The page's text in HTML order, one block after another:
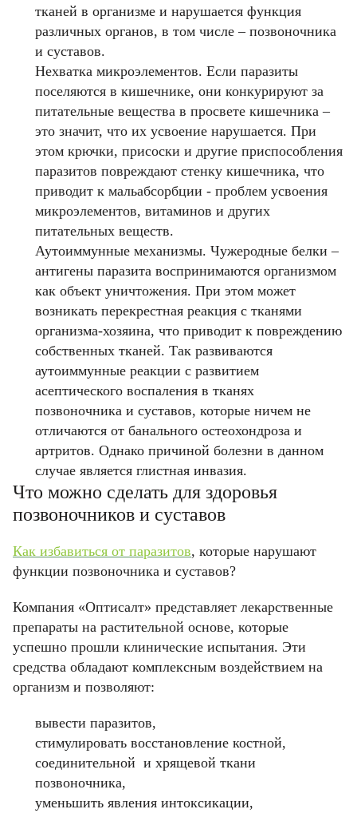
тканей в организме и нарушается функция
различных органов, в том числе – позвоночника
и суставов.
Нехватка микроэлементов. Если паразиты
поселяются в кишечнике, они конкурируют за
питательные вещества в просвете кишечника –
это значит, что их усвоение нарушается. При
этом крючки, присоски и другие приспособления
паразитов повреждают стенку кишечника, что
приводит к мальабсорбции - проблем усвоения
микроэлементов, витаминов и других
питательных веществ.
Аутоиммунные механизмы. Чужеродные белки –
антигены паразита воспринимаются организмом
как объект уничтожения. При этом может
возникать перекрестная реакция с тканями
организма-хозяина, что приводит к повреждению
собственных тканей. Так развиваются
аутоиммунные реакции с развитием
асептического воспаления в тканях
позвоночника и суставов, которые ничем не
отличаются от банального остеохондроза и
артритов. Однако причиной болезни в данном
случае является глистная инвазия.
Что можно сделать для здоровья
позвоночников и суставов
Как избавиться от паразитов, которые нарушают
функции позвоночника и суставов?
Компания «Оптисалт» представляет лекарственные
препараты на растительной основе, которые
успешно прошли клинические испытания. Эти
средства обладают комплексным воздействием на
организм и позволяют:
вывести паразитов,
стимулировать восстановление костной,
соединительной и хрящевой ткани
позвоночника,
уменьшить явления интоксикации,
Email
Введите корректное значение
пользовательского соглашения
политикой
конфиденциальности.
КУПИТЬ
ОТМЕНИТЬ
Телефон
Введите корректное значение
Код подтверждения
Email
Введите корректное значение
Пароль
Введите корректное значение
Ваш город
СОХРАНИТЬ
ОТМЕНИТЬ
Фамилия
Имя
Телефон
Email
пользовательского соглашения
Фамилия
Имя
Телефон
Email
пользовательского соглашения